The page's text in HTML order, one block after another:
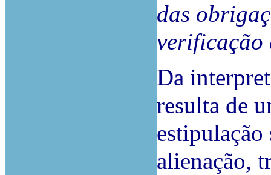
das
verificação
Da
resulta de
alienação,